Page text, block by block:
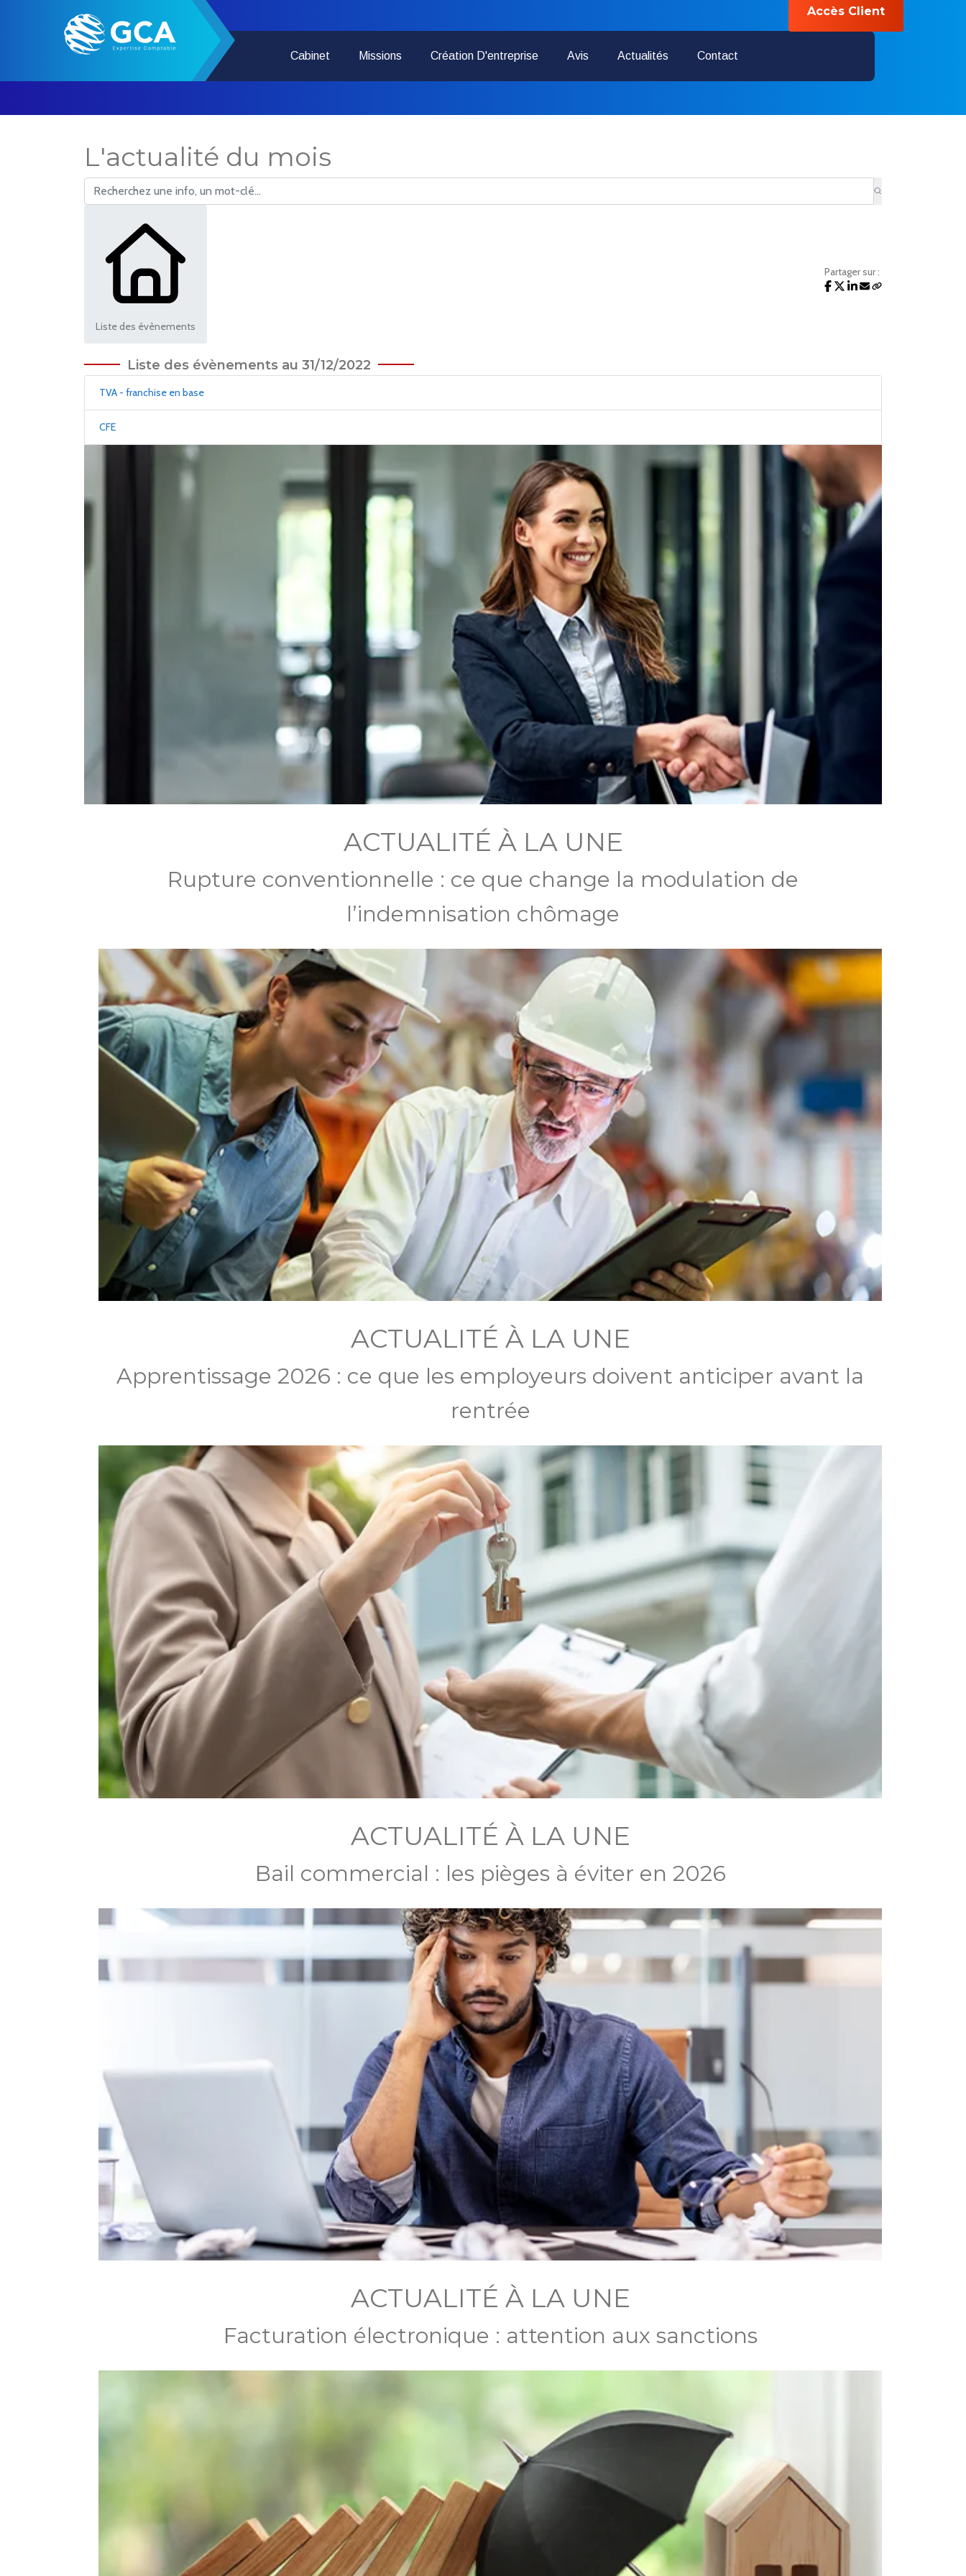
04 28 70 01 25
Cabinet Missions Création D'entreprise Avis Actualités Contact
Accès Client
L'actualité du mois
Liste des évènements
Partager sur :
Liste des évènements au 31/12/2022
TVA - franchise en base
CFE
ACTUALITÉ À LA UNE
Rupture conventionnelle : ce que change la modulation de
l’indemnisation chômage
ACTUALITÉ À LA UNE
Apprentissage 2026 : ce que les employeurs doivent anticiper avant la
rentrée
ACTUALITÉ À LA UNE
Bail commercial : les pièges à éviter en 2026
ACTUALITÉ À LA UNE
Facturation électronique : attention aux sanctions